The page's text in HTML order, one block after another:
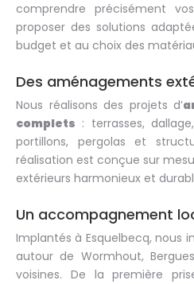
comprendre précisément
proposer des solutions
budget et au choix des
Des aménagements
Nous réalisons des projets d’
complets : terrasses,
portillons, pergolas et
réalisation est conçue sur
extérieurs harmonieux et
Un accompagnement
Implantés à Esquelbecq, nous
autour de Wormhout,
voisines. De la première